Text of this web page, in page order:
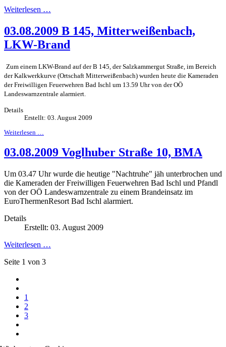
Weiterlesen …
03.08.2009 B 145, Mitterweißenbach,
LKW-Brand
Zum einem LKW-Brand auf der B 145, der Salzkammergut Straße, im Bereich
der Kalkwerkkurve (Ortschaft Mitterweißenbach) wurden heute die Kameraden
der Freiwilligen Feuerwehren Bad Ischl um 13.59 Uhr von der OÖ
Landeswarnzentrale alarmiert.
Details
Erstellt: 03. August 2009
Weiterlesen …
03.08.2009 Voglhuber Straße 10, BMA
Um 03.47 Uhr wurde die heutige "Nachtruhe" jäh unterbrochen und
die Kameraden der Freiwilligen Feuerwehren Bad Ischl und Pfandl
von der OÖ Landeswarnzentrale zu einem Brandeinsatz im
EuroThermenResort Bad Ischl alarmiert.
Details
Erstellt: 03. August 2009
Weiterlesen …
Seite 1 von 3
1
2
3